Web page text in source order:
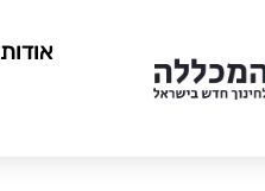
אודות